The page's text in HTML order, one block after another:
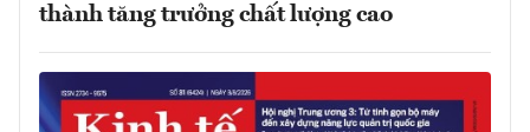
thành tăng trưởng chất lượng cao